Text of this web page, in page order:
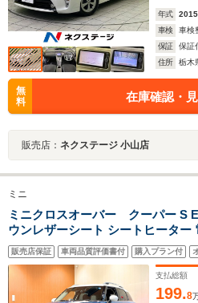
年式 2015
車検
車検
保証
保証
住所
栃木
無
料
在庫確認・
販売店： ネクステージ 小山店
ミニ
ミニクロスオーバー クーパー S
ウンレザーシート シートヒーター
OP19アロイホイール 純正HDDナ
ラ PDC パーキングアシスト ACC
イト パワーテールゲート 禁煙車
販売店保証 車両品質評価書付 購入プラン付
支払総額
199.8